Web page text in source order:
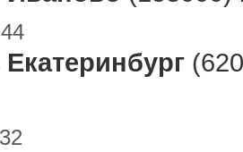
Екатеринбург